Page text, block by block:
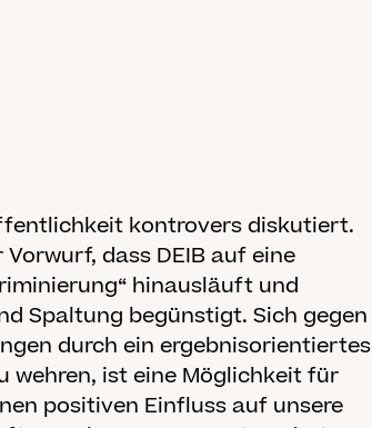
kontrovers diskutiert.
dass DEIB auf eine
hinausläuft und
Spaltung begünstigt. Sich gegen
durch ein ergebnisorientiertes
wehren, ist eine Möglichkeit für
positiven Einfluss auf unsere